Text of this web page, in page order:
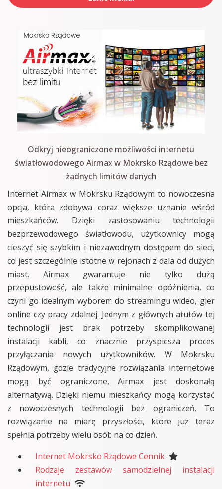
Odkryj nieograniczone możliwości internetu
światłowodowego Airmax w Mokrsko Rządowe bez
żadnych limitów danych
Internet Airmax w Mokrsku Rządowym to nowoczesna
opcja, która zdobywa coraz większe uznanie wśród
mieszkańców. Dzięki zastosowaniu technologii
bezprzewodowego światłowodu, użytkownicy mogą
cieszyć się szybkim i niezawodnym dostępem do sieci,
co jest szczególnie istotne w rejonach z dala od dużych
miast. Airmax gwarantuje nie tylko dużą
przepustowość, ale także minimalne opóźnienia, co
czyni go idealnym wyborem do streamingu wideo, gier
online czy pracy zdalnej. Jednym z głównych atutów tej
technologii jest brak potrzeby skomplikowanej
instalacji kabli, co znacznie przyspiesza proces
przyłączania nowych użytkowników. W Mokrsku
Rządowym, gdzie tradycyjne rozwiązania internetowe
mogą być ograniczone, Airmax jest doskonałą
alternatywą. Dzięki niemu mieszkańcy mogą korzystać
z nowoczesnych technologii bez ograniczeń. To
rozwiązanie na miarę przyszłości, które już teraz
spełnia potrzeby wielu osób na co dzień.
Internet Mokrsko Rządowe Cennik
Rodzaje zestawów samodzielnej instalacji
internetu